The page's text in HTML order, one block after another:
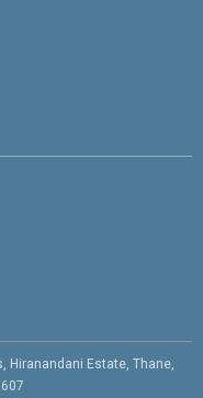
Hiranandani Estate, Thane,